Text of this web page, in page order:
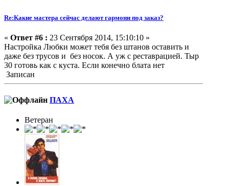
Re:Какие мастера сейчас делают гармони под заказ?
« Ответ #6 : 23 Сентября 2014, 15:10:10 »
Настройка Любки может тебя без штанов оставить и
даже без трусов и без носок. А уж с реставрацией. Тыр
30 готовь как с куста. Если конечно блата нет
Записан
ПАХА
Ветеран